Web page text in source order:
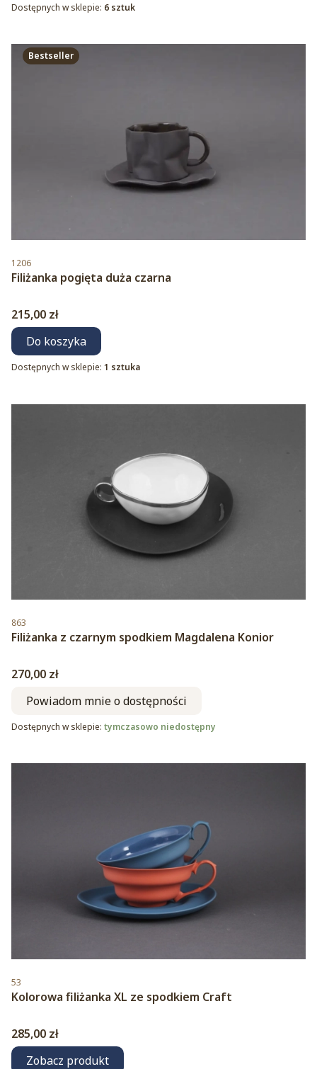
Dostępnych w sklepie: 6 sztuk
Bestseller
Kod produktu
1206
Filiżanka pogięta duża czarna
Cena
215,00 zł
Do koszyka
Dostępnych w sklepie: 1 sztuka
Kod produktu
863
Filiżanka z czarnym spodkiem Magdalena Konior
Cena
270,00 zł
Powiadom mnie o dostępności
Dostępnych w sklepie: tymczasowo niedostępny
Kod produktu
53
Kolorowa filiżanka XL ze spodkiem Craft
Cena
285,00 zł
Zobacz produkt